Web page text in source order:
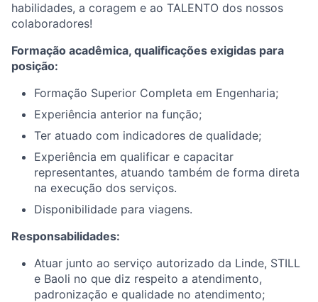
habilidades, a coragem e ao TALENTO dos nossos
colaboradores!
Formação acadêmica, qualificações exigidas para
posição:
Formação Superior Completa em Engenharia;
Experiência anterior na função;
Ter atuado com indicadores de qualidade;
Experiência em qualificar e capacitar
representantes, atuando também de forma direta
na execução dos serviços.
Disponibilidade para viagens.
Responsabilidades:
Atuar junto ao serviço autorizado da Linde, STILL
e Baoli no que diz respeito a atendimento,
padronização e qualidade no atendimento;